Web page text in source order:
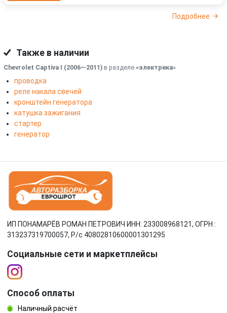
Подробнее
Также в наличии
Chevrolet Captiva I (2006—2011) в разделе «электрика»
проводка
реле накала свечей
кронштейн генератора
катушка зажигания
стартер
генератор
ИП ПОНАМАРЁВ РОМАН ПЕТРОВИЧ ИНН: 233008968121, ОГРН :
313237319700057, Р/c 40802810600001301295
Социальные сети и маркетплейсы
Способ оплаты
Наличный расчёт